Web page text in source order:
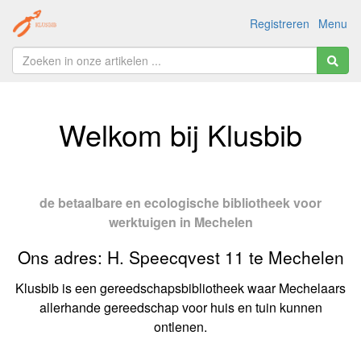
Menu
Registreren
Welkom bij Klusbib
de betaalbare en ecologische bibliotheek voor
werktuigen in Mechelen
Ons adres: H. Speecqvest 11 te Mechelen
Klusbib is een gereedschapsbibliotheek waar Mechelaars
allerhande gereedschap voor huis en tuin kunnen
ontlenen.